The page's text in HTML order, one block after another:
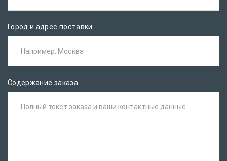
Город и адрес поставки
Например, Москва
Содержание заказа
Полный текст заказа и ваши контактные данные.